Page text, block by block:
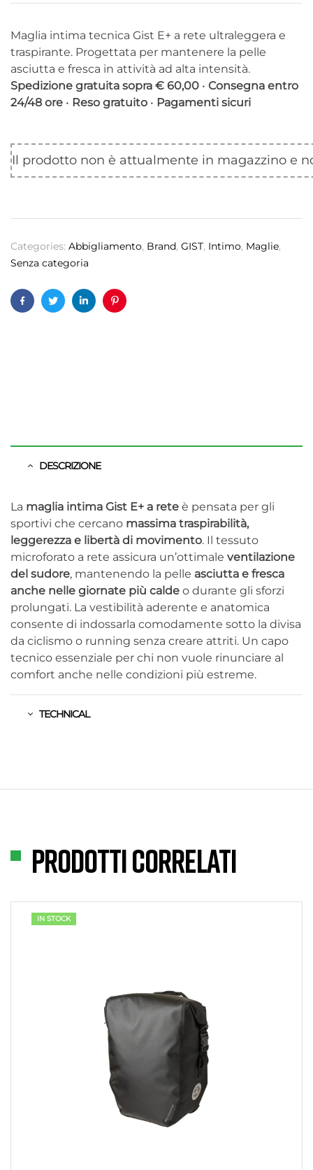
Maglia intima tecnica Gist E+ a rete ultraleggera e
traspirante. Progettata per mantenere la pelle
asciutta e fresca in attività ad alta intensità.
Spedizione gratuita sopra € 60,00 • Consegna entro
24/48 ore • Reso gratuito • Pagamenti sicuri
Il prodotto non è attualmente in magazzino e
Categories: Abbigliamento, Brand, GIST, Intimo, Maglie,
Senza categoria
FacebookTwitterLinkedinPinterest
DESCRIZIONE
La maglia intima Gist E+ a rete è pensata per gli
sportivi che cercano massima traspirabilità,
leggerezza e libertà di movimento. Il tessuto
microforato a rete assicura un’ottimale ventilazione
del sudore, mantenendo la pelle asciutta e fresca
anche nelle giornate più calde o durante gli sforzi
prolungati. La vestibilità aderente e anatomica
consente di indossarla comodamente sotto la divisa
da ciclismo o running senza creare attriti. Un capo
tecnico essenziale per chi non vuole rinunciare al
comfort anche nelle condizioni più estreme.
TECHNICAL
Prodotti correlati
IN STOCK